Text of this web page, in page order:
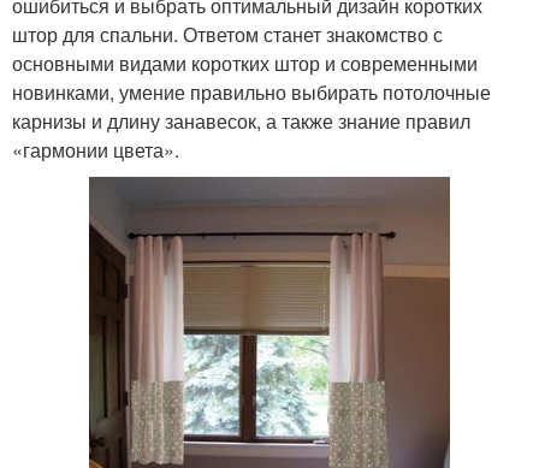
ошибиться и выбрать оптимальный дизайн коротких
штор для спальни. Ответом станет знакомство с
основными видами коротких штор и современными
новинками, умение правильно выбирать потолочные
карнизы и длину занавесок, а также знание правил
«гармонии цвета».